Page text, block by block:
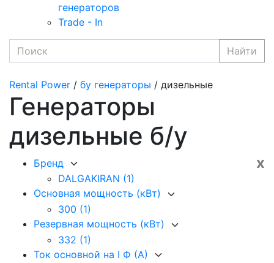
генераторов
Trade - In
Найти
Rental Power / бу генераторы / дизельные
Генераторы
дизельные б/у
x
Бренд
DALGAKIRAN (1)
Основная мощность (кВт)
300 (1)
Резервная мощность (кВт)
332 (1)
Ток основной на I Ф (А)